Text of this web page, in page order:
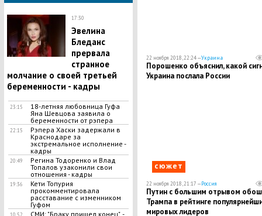
17:30
Эвелина
Бледанс
прервала
странное
молчание о своей третьей
беременности - кадры
23:15
​18-летняя любовница Гуфа
Яна Шевцова заявила о
беременности от рэпера
22:15
​Рэпера Хаски задержали в
Краснодаре за
экстремальное исполнение -
кадры
20:49
​Регина Тодоренко и Влад
Топалов узаконили свои
отношения - кадры
19:36
​Кети Топурия
прокомментировала
расставание с изменником
Гуфом
10:52 СМИ: "Браку пришел конец", -
22 ноября 2018, 22:24 —Украина
Порошенко объяснил, какой
Украина послала России
сюжет
22 ноября 2018, 21:17 —Россия
Путин с большим отрывом
Трампа в рейтинге
мировых лидеров